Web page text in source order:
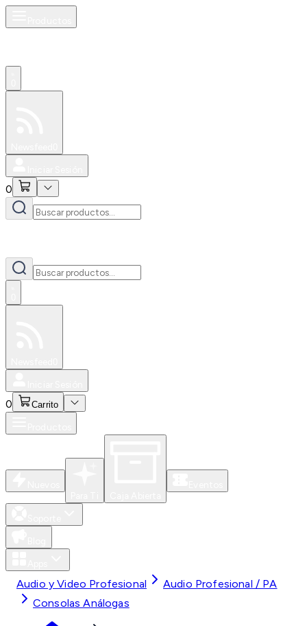
0
0 Carrito
Audio y Video Profesional
Audio Profesional / PA
Consolas Análogas